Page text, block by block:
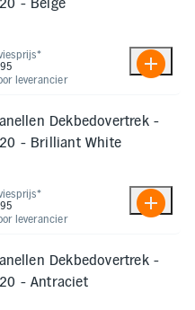
leverancier
Dekbedovertrek -
- Brilliant White
leverancier
Dekbedovertrek -
- Antraciet